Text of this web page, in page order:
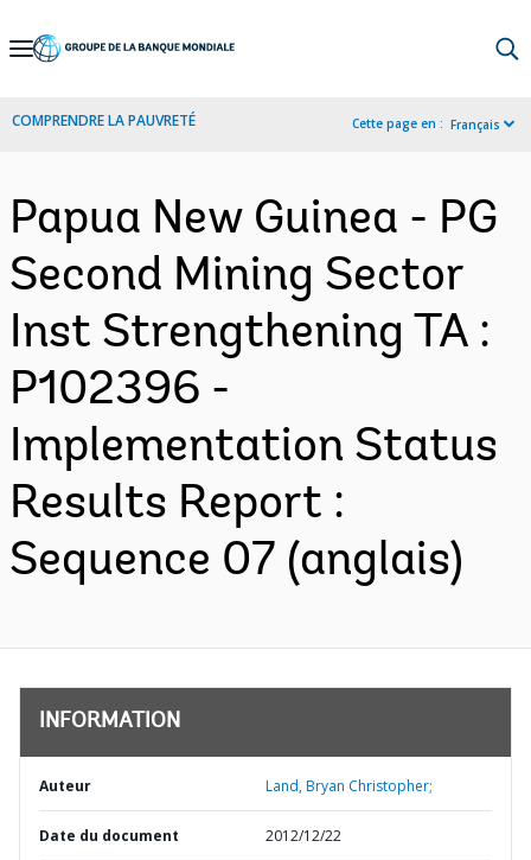
Skip
Navigation
COMPRENDRE LA PAUVRETÉ Cette page en : Français
Papua New Guinea - PG
Second Mining Sector
Inst Strengthening TA :
P102396 -
Implementation Status
Results Report :
Sequence 07 (anglais)
INFORMATION
Auteur Land, Bryan Christopher;
Date du document 2012/12/22